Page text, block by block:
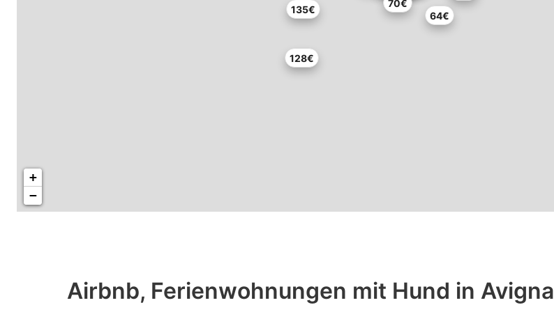
128€
135€
64€
70€
+
−
Airbnb, Ferienwohnungen mit Hund in Avigna